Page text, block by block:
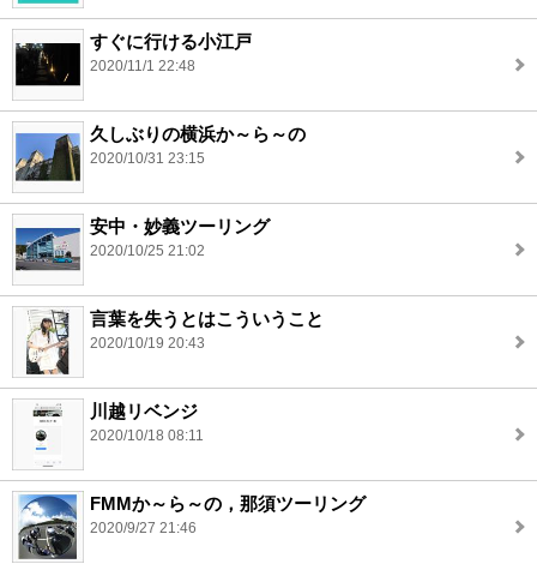
すぐに行ける小江戸
2020/11/1 22:48
久しぶりの横浜か～ら～の
2020/10/31 23:15
安中・妙義ツーリング
2020/10/25 21:02
言葉を失うとはこういうこと
2020/10/19 20:43
川越リベンジ
2020/10/18 08:11
FMMか～ら～の，那須ツーリング
2020/9/27 21:46